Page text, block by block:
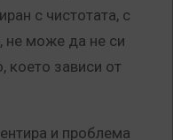
с чистотата, с
не може да не си
зависи от
и проблема